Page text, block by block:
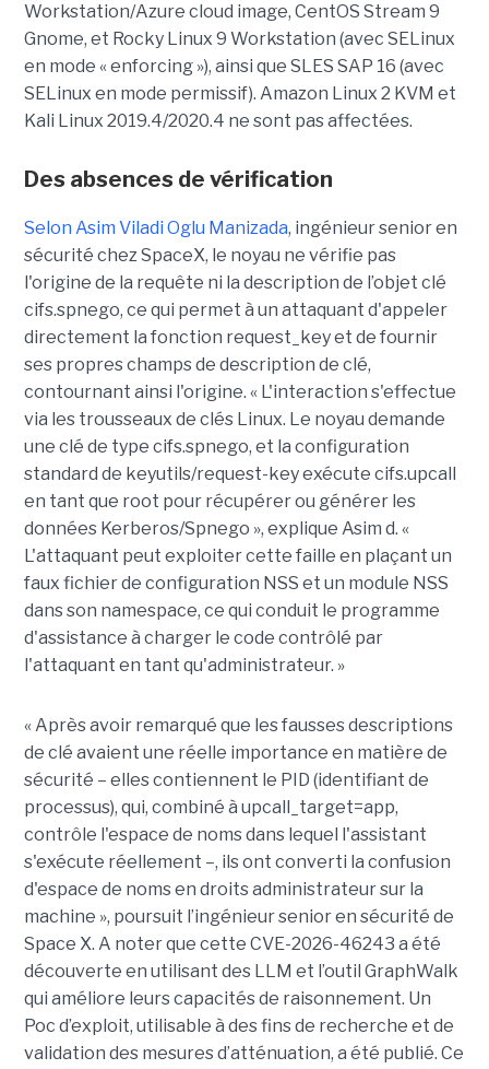
Workstation/Azure cloud image, CentOS Stream 9
Gnome, et Rocky Linux 9 Workstation (avec SELinux
en mode « enforcing »), ainsi que SLES SAP 16 (avec
SELinux en mode permissif). Amazon Linux 2 KVM et
Kali Linux 2019.4/2020.4 ne sont pas affectées.
Des absences de vérification
Selon Asim Viladi Oglu Manizada, ingénieur senior en
sécurité chez SpaceX, le noyau ne vérifie pas
l'origine de la requête ni la description de l’objet clé
cifs.spnego, ce qui permet à un attaquant d'appeler
directement la fonction request_key et de fournir
ses propres champs de description de clé,
contournant ainsi l'origine. « L'interaction s'effectue
via les trousseaux de clés Linux. Le noyau demande
une clé de type cifs.spnego, et la configuration
standard de keyutils/request-key exécute cifs.upcall
en tant que root pour récupérer ou générer les
données Kerberos/Spnego », explique Asim d. «
L'attaquant peut exploiter cette faille en plaçant un
faux fichier de configuration NSS et un module NSS
dans son namespace, ce qui conduit le programme
d'assistance à charger le code contrôlé par
l'attaquant en tant qu'administrateur. »
« Après avoir remarqué que les fausses descriptions
de clé avaient une réelle importance en matière de
sécurité – elles contiennent le PID (identifiant de
processus), qui, combiné à upcall_target=app,
contrôle l'espace de noms dans lequel l'assistant
s'exécute réellement –, ils ont converti la confusion
d'espace de noms en droits administrateur sur la
machine », poursuit l’ingénieur senior en sécurité de
Space X. A noter que cette CVE-2026-46243 a été
découverte en utilisant des LLM et l’outil GraphWalk
qui améliore leurs capacités de raisonnement. Un
Poc d’exploit, utilisable à des fins de recherche et de
validation des mesures d’atténuation, a été publié. Ce